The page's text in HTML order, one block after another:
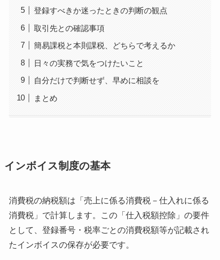
登録すべきか迷ったときの判断の観点
取引先との確認事項
簡易課税と本則課税、どちらで考えるか
日々の実務で気をつけたいこと
自分だけで判断せず、早めに相談を
まとめ
インボイス制度の基本
消費税の納税額は「売上に係る消費税－仕入れに係る
消費税」で計算します。この「仕入税額控除」の要件
として、登録番号・税率ごとの消費税額等が記載され
たインボイスの保存が必要です。